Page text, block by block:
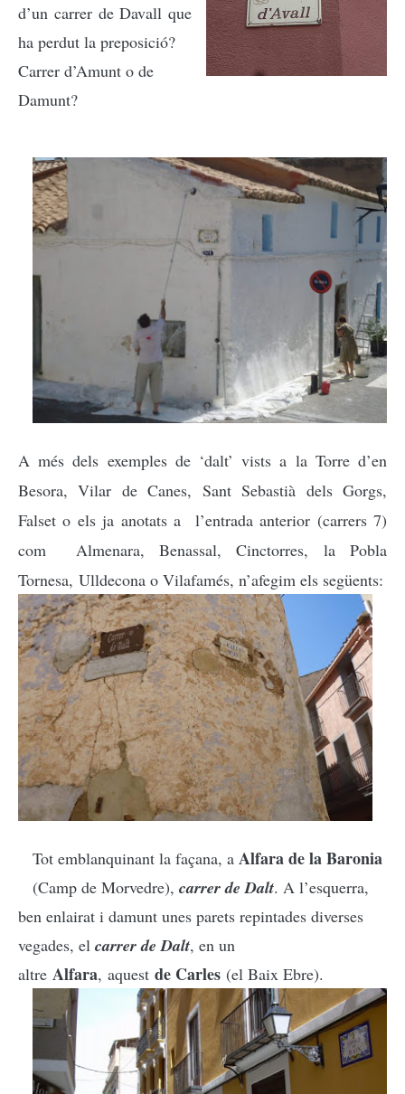
d’un carrer de Davall que
ha perdut la preposició?
Carrer d’Amunt o de
Damunt?
A més dels exemples de ‘dalt’ vists a la Torre d’en
Besora, Vilar de Canes, Sant Sebastià dels Gorgs,
Falset o els ja anotats a l’entrada anterior (carrers 7)
com Almenara, Benassal, Cinctorres, la Pobla
Tornesa, Ulldecona o Vilafamés, n’afegim els següents:
Tot emblanquinant la façana, a Alfara de la Baronia
(Camp de Morvedre), carrer de Dalt. A l’esquerra,
ben enlairat i damunt unes parets repintades diverses
vegades, el carrer de Dalt, en un
altre Alfara, aquest de Carles (el Baix Ebre).